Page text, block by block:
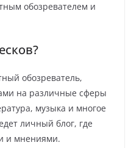
обозревателем и
обозреватель,
на различные сферы
музыка и многое
личный блог, где
и мнениями.